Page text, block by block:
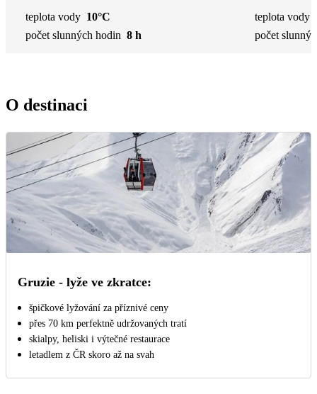
teplota vody 10°C
počet slunných hodin 8 h
teplota vody
počet
O destinaci
Gruzie - lyže ve zkratce:
špičkové lyžování za příznivé ceny
přes 70 km perfektně udržovaných tratí
skialpy, heliski i výtečné restaurace
letadlem z ČR skoro až na svah